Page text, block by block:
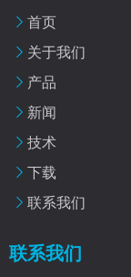
首页
关于我们
产品
新闻
技术
下载
联系我们
联系我们